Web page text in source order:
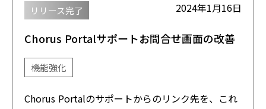
リリース完了 2024年1月16日
Chorus Portalサポートお問合せ画面の改善
機能強化
Chorus Portalのサポートからのリンク先を、これ